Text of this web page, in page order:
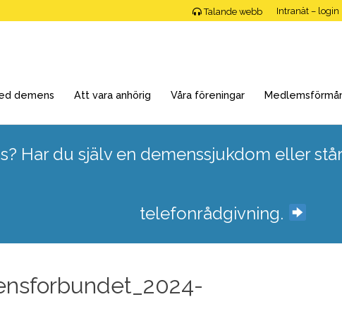
Talande webb Intranät – login
demens Att vara anhörig Våra föreningar
Har du själv en demenssjukdom eller
telefonrådgivning.